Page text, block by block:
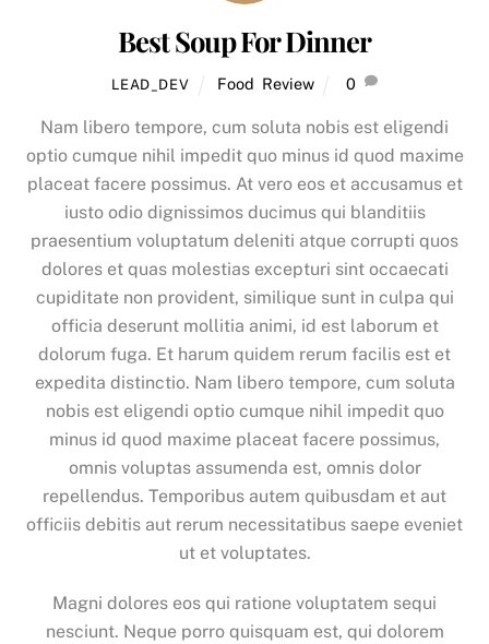
Best Soup For Dinner
LEAD_DEV Food Review 0
Nam libero tempore, cum soluta nobis est eligendi
optio cumque nihil impedit quo minus id quod maxime
placeat facere possimus. At vero eos et accusamus et
iusto odio dignissimos ducimus qui blanditiis
praesentium voluptatum deleniti atque corrupti quos
dolores et quas molestias excepturi sint occaecati
cupiditate non provident, similique sunt in culpa qui
officia deserunt mollitia animi, id est laborum et
dolorum fuga. Et harum quidem rerum facilis est et
expedita distinctio. Nam libero tempore, cum soluta
nobis est eligendi optio cumque nihil impedit quo
minus id quod maxime placeat facere possimus,
omnis voluptas assumenda est, omnis dolor
repellendus. Temporibus autem quibusdam et aut
officiis debitis aut rerum necessitatibus saepe eveniet
ut et voluptates.
Magni dolores eos qui ratione voluptatem sequi
nesciunt. Neque porro quisquam est, qui dolorem